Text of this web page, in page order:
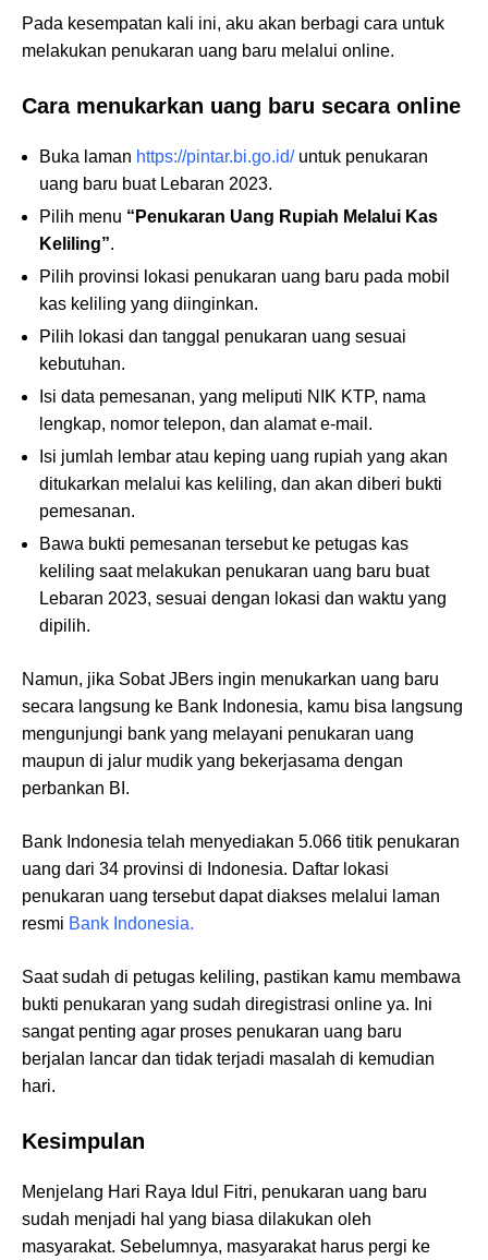
Pada kesempatan kali ini, aku akan berbagi cara untuk
melakukan penukaran uang baru melalui online.
Cara menukarkan uang baru secara online
Buka laman https://pintar.bi.go.id/untuk penukaran
uang baru buat Lebaran 2023.
Pilih menu “Penukaran Uang Rupiah Melalui Kas
Keliling”.
Pilih provinsi lokasi penukaran uang baru pada mobil
kas keliling yang diinginkan.
Pilih lokasi dan tanggal penukaran uang sesuai
kebutuhan.
Isi data pemesanan, yang meliputi NIK KTP, nama
lengkap, nomor telepon, dan alamat e-mail.
Isi jumlah lembar atau keping uang rupiah yang akan
ditukarkan melalui kas keliling, dan akan diberi bukti
pemesanan.
Bawa bukti pemesanan tersebut ke petugas kas
keliling saat melakukan penukaran uang baru buat
Lebaran 2023, sesuai dengan lokasi dan waktu yang
dipilih.
Namun, jika Sobat JBers ingin menukarkan uang baru
secara langsung ke Bank Indonesia, kamu bisa langsung
mengunjungi bank yang melayani penukaran uang
maupun di jalur mudik yang bekerjasama dengan
perbankan BI.
Bank Indonesia telah menyediakan 5.066 titik penukaran
uang dari 34 provinsi di Indonesia. Daftar lokasi
penukaran uang tersebut dapat diakses melalui laman
resmi Bank Indonesia.
Saat sudah di petugas keliling, pastikan kamu membawa
bukti penukaran yang sudah diregistrasi online ya. Ini
sangat penting agar proses penukaran uang baru
berjalan lancar dan tidak terjadi masalah di kemudian
hari.
Kesimpulan
Menjelang Hari Raya Idul Fitri, penukaran uang baru
sudah menjadi hal yang biasa dilakukan oleh
masyarakat. Sebelumnya, masyarakat harus pergi ke